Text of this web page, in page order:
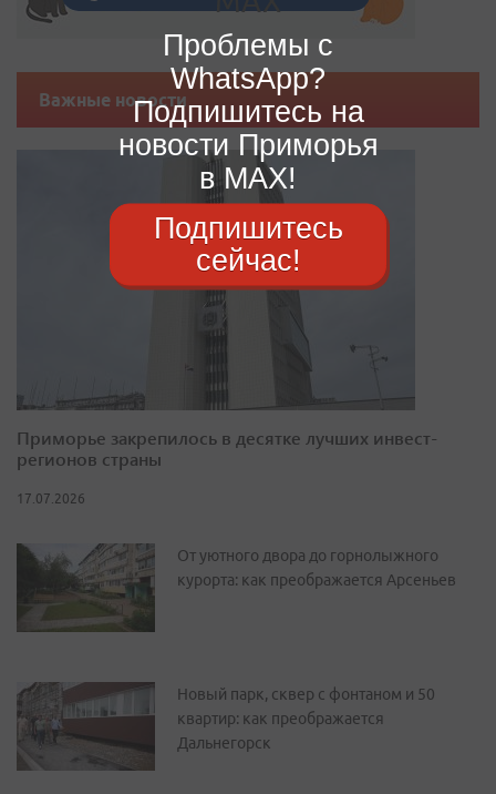
Важные новости
Приморье закрепилось в десятке лучших инвест-
регионов страны
17.07.2026
От уютного двора до горнолыжного
курорта: как преображается Арсеньев
Новый парк, сквер с фонтаном и 50
квартир: как преображается
Дальнегорск
Проблемы с
WhatsApp?
Подпишитесь на
новости Приморья
в MAX!
Подпишитесь
сейчас!